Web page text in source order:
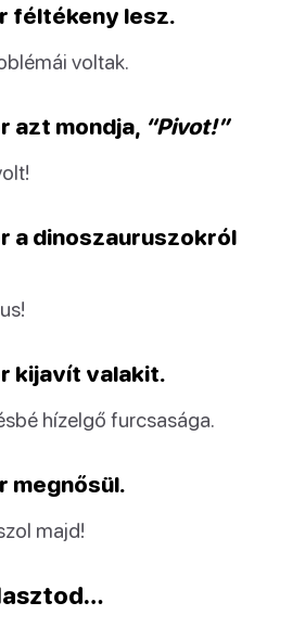
féltékeny lesz.
voltak.
azt mondja, “Pivot!”
a dinoszauruszokról
kijavít valakit.
hízelgő furcsasága.
megnősül.
majd!